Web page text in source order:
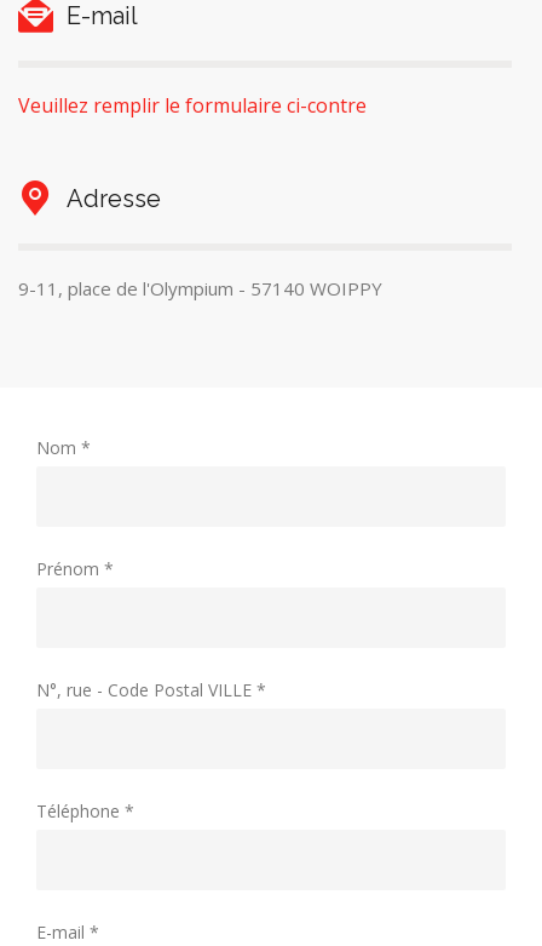
E-mail
Veuillez remplir le formulaire ci-contre
Adresse
9-11, place de l'Olympium - 57140 WOIPPY
Nom *
Prénom *
N°, rue - Code Postal VILLE *
Téléphone *
E-mail *